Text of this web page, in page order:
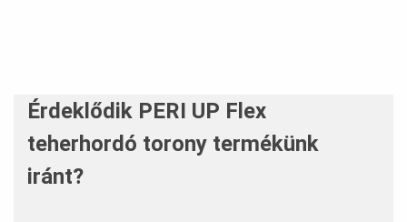
Érdeklődik PERI UP Flex
teherhordó torony termékünk
iránt?